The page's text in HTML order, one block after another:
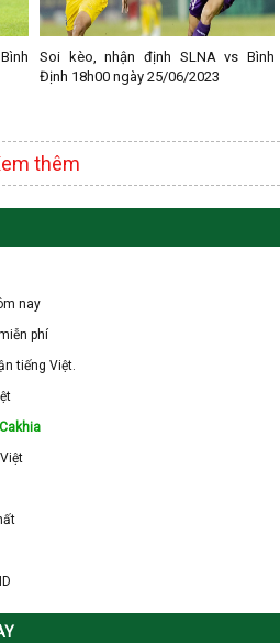
Soi kèo, nhận định SLNA vs Bình
Định 18h00 ngày 25/06/2023
thêm
nay
phí
tiếng Việt.